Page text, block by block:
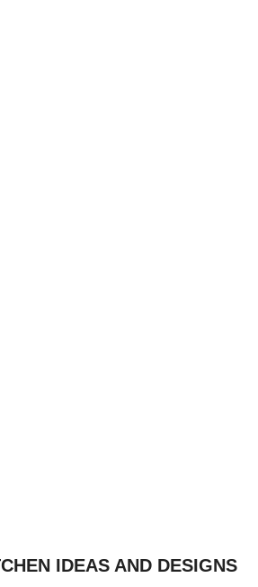
IDEAS AND DESIGNS